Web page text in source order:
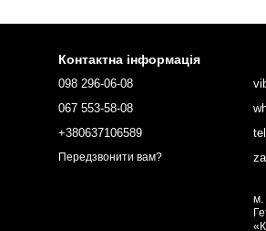
Контактна інформація
098 296-06-08
067 553-58-08
+380637106589
Передзвонити вам?
м.